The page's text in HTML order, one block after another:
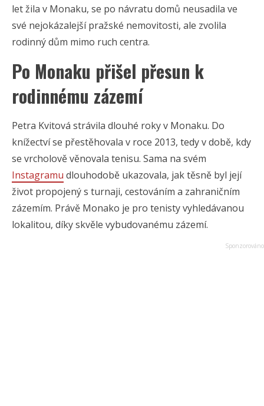
let žila v Monaku, se po návratu domů neusadila ve
své nejokázalejší pražské nemovitosti, ale zvolila
rodinný dům mimo ruch centra.
Po Monaku přišel přesun k
rodinnému zázemí
Petra Kvitová strávila dlouhé roky v Monaku. Do
knížectví se přestěhovala v roce 2013, tedy v době, kdy
se vrcholově věnovala tenisu. Sama na svém
Instagramu dlouhodobě ukazovala, jak těsně byl její
život propojený s turnaji, cestováním a zahraničním
zázemím. Právě Monako je pro tenisty vyhledávanou
lokalitou, díky skvěle vybudovanému zázemí.